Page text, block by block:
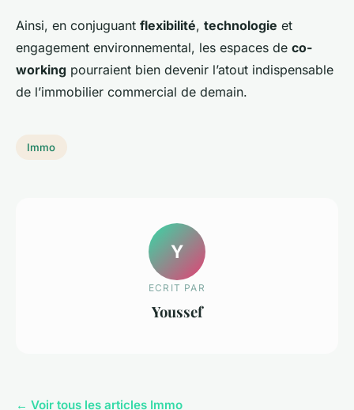
Ainsi, en conjuguant flexibilité, technologie et
engagement environnemental, les espaces de co-
working pourraient bien devenir l’atout indispensable
de l’immobilier commercial de demain.
Immo
Y
ECRIT PAR
Youssef
← Voir tous les articles Immo